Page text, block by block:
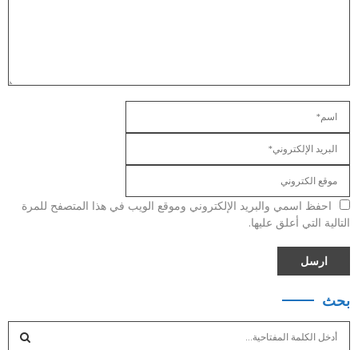
احفظ اسمي والبريد الإلكتروني وموقع الويب في هذا المتصفح للمرة
التالية التي أعلق عليها.
بحث